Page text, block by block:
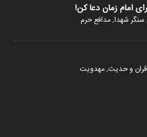
امام زمان دعا کن!
, سنگر شهدا,مدافع حرم
قران و حدیث,مهدویت